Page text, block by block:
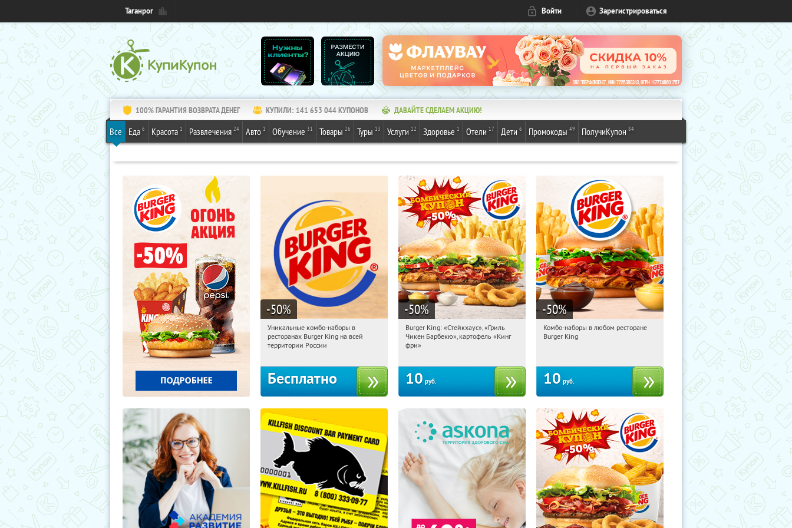
Таганрог Войти Зарегистрироваться
100% ГАРАНТИЯ ВОЗВРАТА ДЕНЕГ КУПИЛИ: 141 653 044КУПОНОВ ДАВАЙТЕ СДЕЛАЕМ АКЦИЮ!
Все Еда 6 Красота 1 Развлечения 24 Авто 1 Обучение 31 Товары 26 Туры 13 Услуги 12 Здоровье 1 Отели 17 Дети 6 Промокоды 49 ПолучиКупон 84
-50%
00:46:41 Получили:
Россия
Уникальные комбо-наборы в
ресторанах Burger King на всей
территории России
Бесплатно
-50%
00:46:41 Купили:18007
Екатеринбург
Burger King: «Стейкхаус», «Гриль
Чикен Барбекю», картофель «Кинг
фри»
10 руб.
-50%
00:46:41 Купили:12911
Комбо-наборы в любом ресторане
Burger King
10 руб.